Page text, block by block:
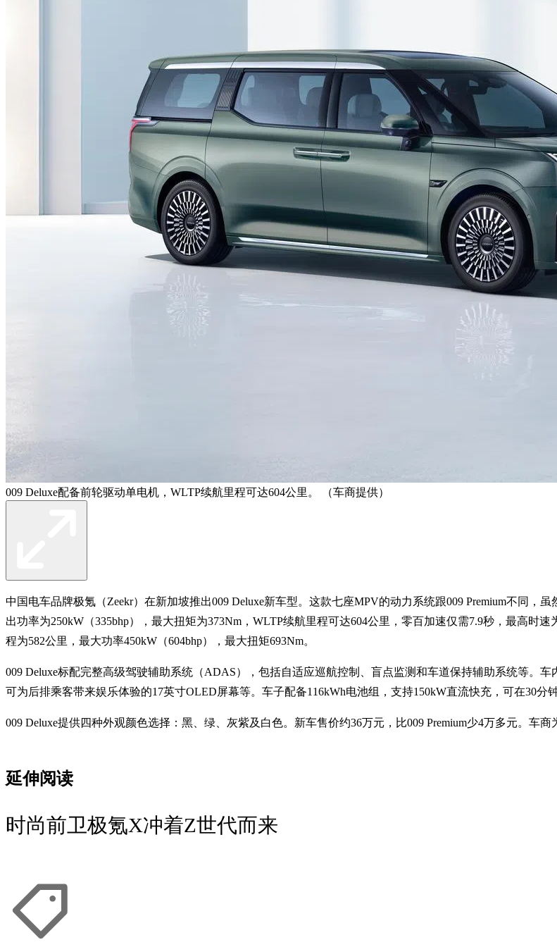
009 Deluxe配备前轮驱动单电机，WLTP续航里程可达604公里。 （车商提供）
中国电车品牌极氪（Zeekr）在新加坡推出009 Deluxe新车型。这款七座MPV的动力系统跟009 Premium不同，
出功率为250kW（335bhp），最大扭矩为373Nm，WLTP续航里程可达604公里，零百加速仅需7.9秒，最高时
程为582公里，最大功率450kW（604bhp），最大扭矩693Nm。
009 Deluxe标配完整高级驾驶辅助系统（ADAS），包括自适应巡航控制、盲点监测和车道保持辅助系统等。
可为后排乘客带来娱乐体验的17英寸OLED屏幕等。车子配备116kWh电池组，支持150kW直流快充，可在30分
009 Deluxe提供四种外观颜色选择：黑、绿、灰紫及白色。新车售价约36万元，比009 Premium少4万多元。车商
延伸阅读
时尚前卫极氪X冲着Z世代而来